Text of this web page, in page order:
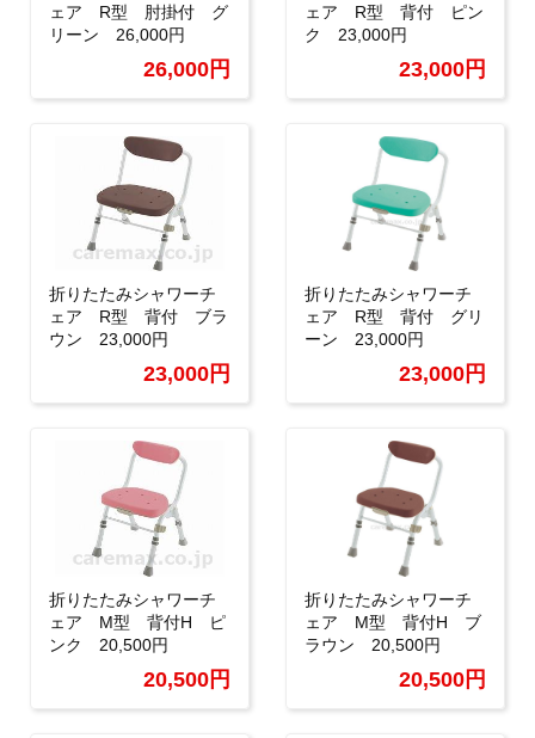
ェア R型 肘掛付 グ
リーン 26,000円
26,000円
ェア R型 背付 ピン
ク 23,000円
23,000円
折りたたみシャワーチ
ェア R型 背付 ブラ
ウン 23,000円
23,000円
折りたたみシャワーチ
ェア R型 背付 グリ
ーン 23,000円
23,000円
折りたたみシャワーチ
ェア M型 背付H ピ
ンク 20,500円
20,500円
折りたたみシャワーチ
ェア M型 背付H ブ
ラウン 20,500円
20,500円